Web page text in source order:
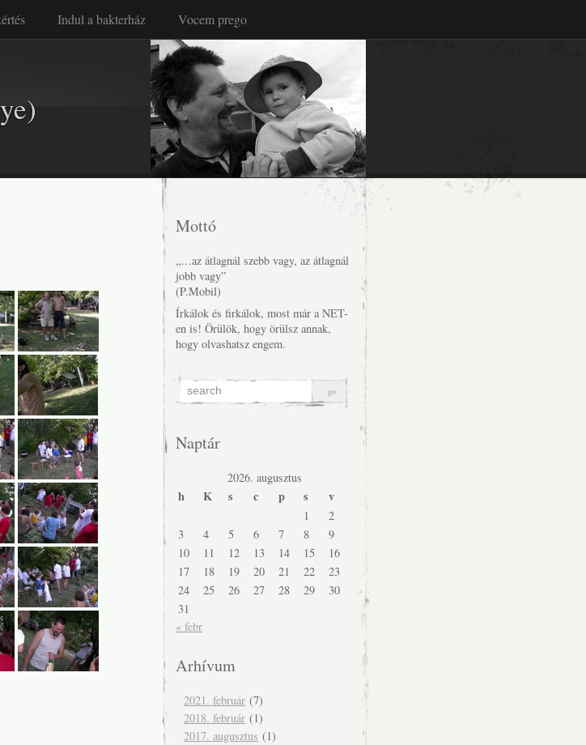
Indul a bakterház Vocem prego
Mottó
„…az átlagnál szebb vagy, az átlagnál
jobb vagy”
(P.Mobil)
Írkálok és firkálok, most már a NET-
en is! Örülök, hogy örülsz annak,
hogy olvashatsz engem.
Naptár
2026. augusztus
h K s c p s v
1
2
3
4 5 6 7 8
9
10
11 12 13 14 15
16
17
18 19 20 21 22
23
24
25 26 27 28 29
30
31
« febr
Arhívum
2021. február (7)
2018. február (1)
2017. augusztus (1)